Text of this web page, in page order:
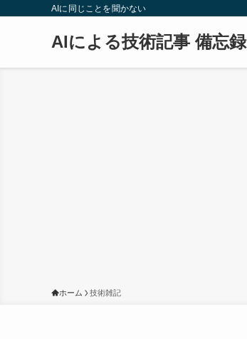
AIに同じことを聞かない
AIによる技術記事 備忘録
ホーム 技術雑記